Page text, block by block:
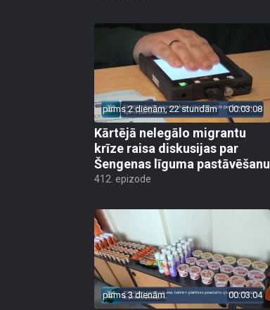
pirms 2 dienām, 22 stundām 00:03:08
Kārtējā nelegālo migrantu
krīze raisa diskusijas par
Šengenas līguma pastāvēšanu
412. epizode
pirms 3 dienām 00:03:04